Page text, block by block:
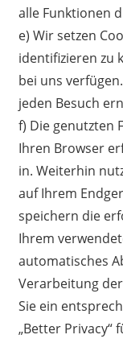
alle Funktionen
e) Wir setzen
identifizieren zu
bei uns
jeden Besuch
f) Die genutzten
Ihren Browser
in. Weiterhin
auf Ihrem
speichern die
Ihrem
automatisches
Verarbeitung
Sie ein
„Better Privacy“